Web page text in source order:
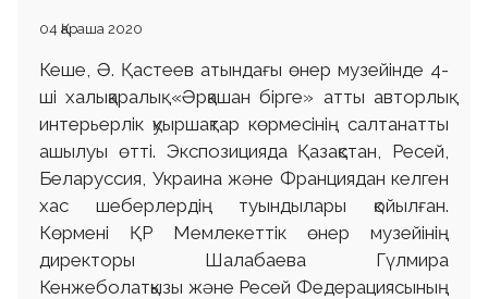
04 Қараша 2020
Кеше, Ә. Қастеев атындағы өнер музейінде 4-
ші халықаралық «Әрқашан бірге» атты авторлық
интерьерлік қуыршақтар көрмесінің салтанатты
ашылуы өтті. Экспозицияда Қазақстан, Ресей,
Беларуссия, Украина және Франциядан келген
хас шеберлердің туындылары қойылған.
Көрмені ҚР Мемлекеттік өнер музейінің
директоры Шалабаева Гүлмира
Кенжеболатқызы және Ресей Федерациясының